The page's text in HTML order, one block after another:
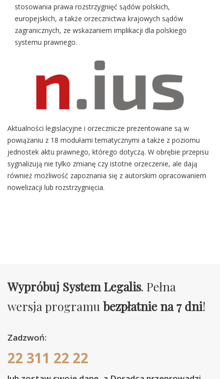
stosowania prawa rozstrzygnięć sądów polskich,
europejskich, a także orzecznictwa krajowych sądów
zagranicznych, ze wskazaniem implikacji dla polskiego
systemu prawnego.
Aktualności legislacyjne i orzecznicze prezentowane są w
powiązaniu z 18 modułami tematycznymi a także z poziomu
jednostek aktu prawnego, którego dotyczą. W obrębie przepisu
sygnalizują nie tylko zmianę czy istotne orzeczenie, ale dają
również możliwość zapoznania się z autorskim opracowaniem
nowelizacji lub rozstrzygnięcia.
Wypróbuj System Legalis. Pełna
wersja programu bezpłatnie na 7 dni!
Zadzwoń:
22 311 22 22